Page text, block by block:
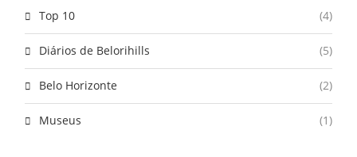
Top 10 (4)
Diários de Belorihills (5)
Belo Horizonte (2)
Museus (1)